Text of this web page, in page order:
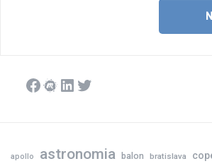
Facebook
Meetup
LinkedIn
Twitter
apollo astronomia balon bratislava